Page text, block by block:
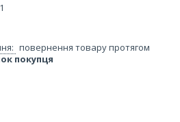
повернення товару протягом
покупця